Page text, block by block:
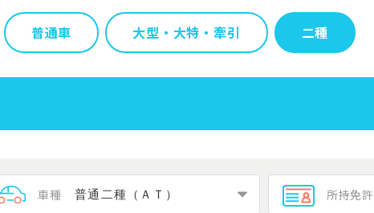
普通車 大型・大特・牽引 二種
車種 所持免許